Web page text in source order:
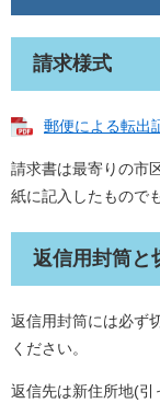
請求様式
郵便による転出
請求書は最寄りの市
紙に記入したもので
返信用封筒と
返信用封筒には必ず
ください。
返信先は新住所地(引